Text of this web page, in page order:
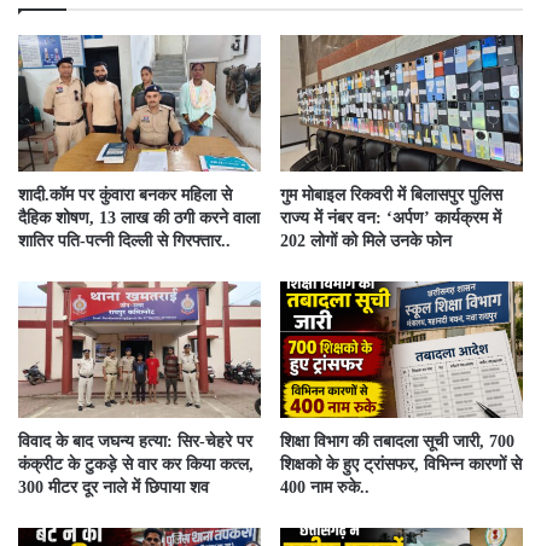
​शादी.कॉम पर कुंवारा बनकर महिला से
दैहिक शोषण, 13 लाख की ठगी करने वाला
शातिर पति-पत्नी दिल्ली से गिरफ्तार..
गुम मोबाइल रिकवरी में बिलासपुर पुलिस
राज्य में नंबर वन: ‘अर्पण’ कार्यक्रम में
202 लोगों को मिले उनके फोन
विवाद के बाद जघन्य हत्या: सिर-चेहरे पर
कंक्रीट के टुकड़े से वार कर किया कत्ल,
300 मीटर दूर नाले में छिपाया शव
शिक्षा विभाग की तबादला सूची जारी, 700
शिक्षको के हुए ट्रांसफर, विभिन्न कारणों से
400 नाम रुके..